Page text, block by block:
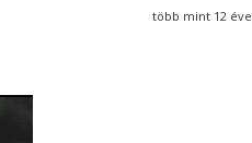
több mint 12 éve